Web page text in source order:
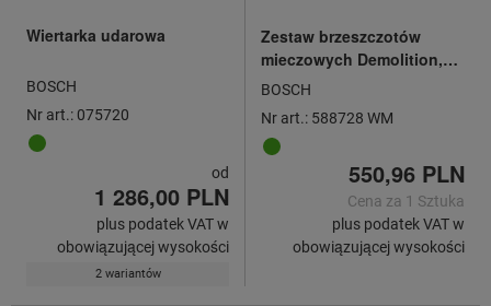
Wiertarka udarowa
BOSCH
Nr art.: 075720
od
1 286,00 PLN
plus podatek VAT w
obowiązującej wysokości
2 wariantów
Zestaw brzeszczotów
mieczowych Demolition,
16-elementowy, typ: WM
BOSCH
Nr art.: 588728 WM
550,96 PLN
Cena za 1 Sztuka
plus podatek VAT w
obowiązującej wysokości